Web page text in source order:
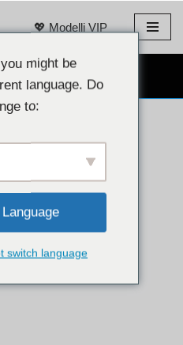
💖 Modelli VIP
IN WEBCAM 👉
might be
language. Do
to:
switch language